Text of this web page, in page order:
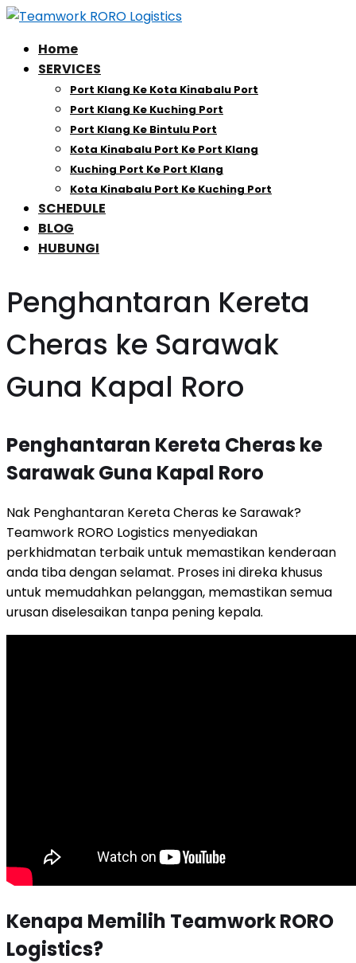
Home
SERVICES
Port Klang Ke Kota Kinabalu Port
Port Klang Ke Kuching Port
Port Klang Ke Bintulu Port
Kota Kinabalu Port Ke Port Klang
Kuching Port Ke Port Klang
Kota Kinabalu Port Ke Kuching Port
SCHEDULE
BLOG
HUBUNGI
Penghantaran Kereta
Cheras ke Sarawak
Guna Kapal Roro
Penghantaran Kereta Cheras ke
Sarawak Guna Kapal Roro
Nak Penghantaran Kereta Cheras ke Sarawak?
Teamwork RORO Logistics menyediakan
perkhidmatan terbaik untuk memastikan kenderaan
anda tiba dengan selamat. Proses ini direka khusus
untuk memudahkan pelanggan, memastikan semua
urusan diselesaikan tanpa pening kepala.
Kenapa Memilih Teamwork RORO
Logistics?